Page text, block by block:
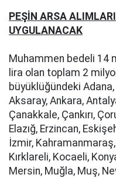
PEŞİN ARSA
UYGULANACAK
Muhammen bedeli 14
lira olan toplam 2
büyüklüğündeki
Aksaray, Ankara,
Çanakkale, Çankırı,
Elazığ, Erzincan,
İzmir,
Kırklareli, Kocaeli,
Mersin, Muğla, Muş,